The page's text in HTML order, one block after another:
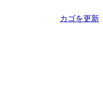
カゴを更新